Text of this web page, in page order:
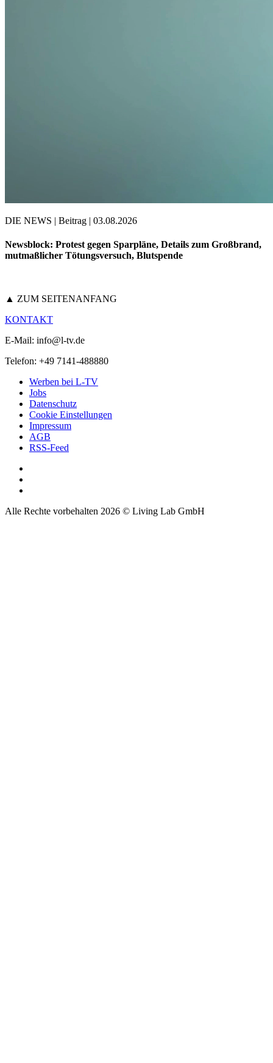
DIE NEWS | Beitrag | 03.08.2026
Newsblock: Protest gegen Sparpläne, Details zum Großbrand,
mutmaßlicher Tötungsversuch, Blutspende
▲ ZUM SEITENANFANG
KONTAKT
E-Mail: info@l-tv.de
Telefon: +49 7141-488880
Werben bei L-TV
Jobs
Datenschutz
Cookie Einstellungen
Impressum
AGB
RSS-Feed
Alle Rechte vorbehalten 2026 © Living Lab GmbH